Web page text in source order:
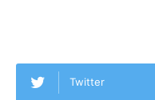
Twitter